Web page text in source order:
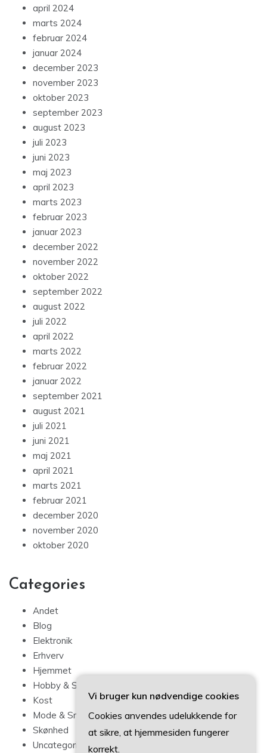
april 2024
marts 2024
februar 2024
januar 2024
december 2023
november 2023
oktober 2023
september 2023
august 2023
juli 2023
juni 2023
maj 2023
april 2023
marts 2023
februar 2023
januar 2023
december 2022
november 2022
oktober 2022
september 2022
august 2022
juli 2022
april 2022
marts 2022
februar 2022
januar 2022
september 2021
august 2021
juli 2021
juni 2021
maj 2021
april 2021
marts 2021
februar 2021
december 2020
november 2020
oktober 2020
Categories
Andet
Blog
Elektronik
Erhverv
Hjemmet
Hobby & Sport
Kost
Mode & Smykker
Skønhed
Uncategorized
Vi bruger kun nødvendige cookies
Cookies anvendes udelukkende for
at sikre, at hjemmesiden fungerer
korrekt.